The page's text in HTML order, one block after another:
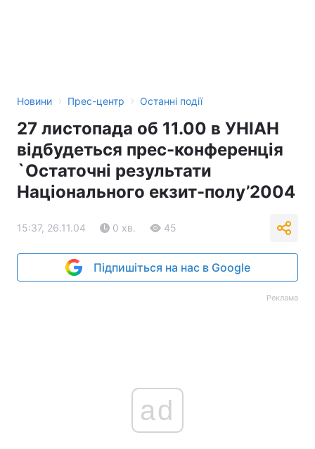
Новини › Прес-центр › Останні події
27 листопада об 11.00 в УНІАН
відбудеться прес-конференція
`Остаточні результати
Національного екзит-полу’2004
15:37, 26.11.04 0 хв. 45
Підпишіться на нас в Google
Реклама
ad